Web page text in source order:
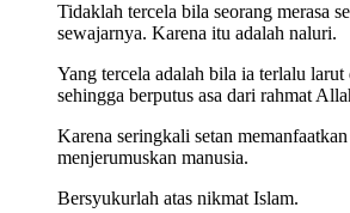
Tidaklah tercela bila seorang merasa
sewajarnya. Karena itu adalah naluri.
Yang tercela adalah bila ia terlalu larut
sehingga berputus asa dari rahmat
Karena seringkali setan
menjerumuskan manusia.
Bersyukurlah atas nikmat Islam.